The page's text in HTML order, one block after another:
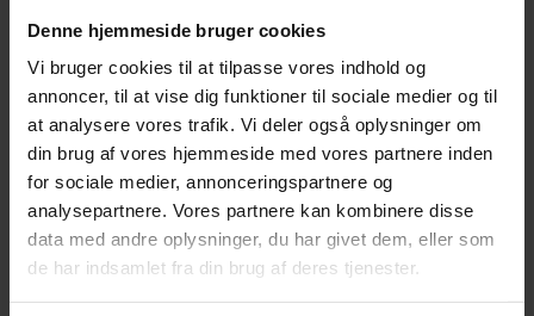
Denne hjemmeside bruger cookies
Vi bruger cookies til at tilpasse vores indhold og
annoncer, til at vise dig funktioner til sociale medier og til
at analysere vores trafik. Vi deler også oplysninger om
din brug af vores hjemmeside med vores partnere inden
for sociale medier, annonceringspartnere og
analysepartnere. Vores partnere kan kombinere disse
data med andre oplysninger, du har givet dem, eller som
de har indsamlet fra din brug af deres tjenester.
Hvad vil du høre mere om?